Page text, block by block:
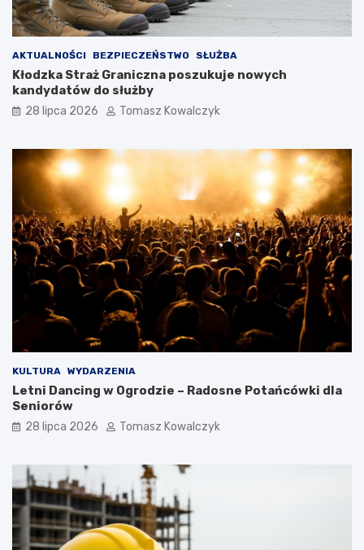
AKTUALNOŚCI BEZPIECZEŃSTWO SŁUŻBA
Kłodzka Straż Graniczna poszukuje nowych
kandydatów do służby
28 lipca 2026 Tomasz Kowalczyk
KULTURA WYDARZENIA
Letni Dancing w Ogrodzie – Radosne Potańcówki dla
Seniorów
28 lipca 2026 Tomasz Kowalczyk